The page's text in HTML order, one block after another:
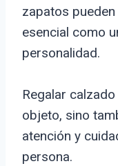
zapatos
esencial como
personalidad.
Regalar
objeto, sino
atención y
persona.